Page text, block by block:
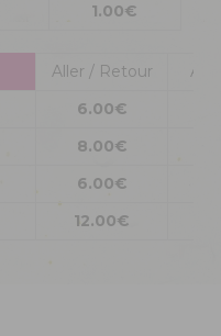
1.00€
Aller / Retour
6.00€
8.00€
6.00€
12.00€